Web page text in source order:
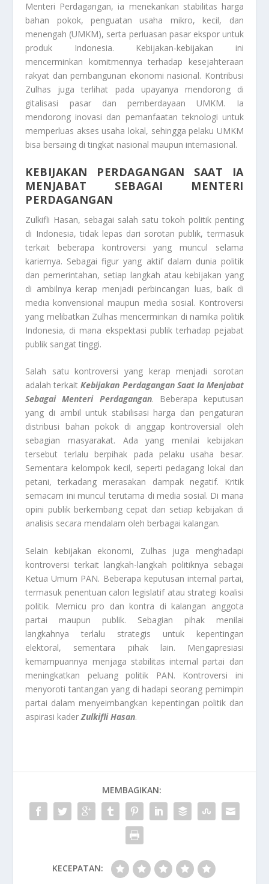
Menteri Perdagangan, ia menekankan stabilitas harga
bahan pokok, penguatan usaha mikro, kecil, dan
menengah (UMKM), serta perluasan pasar ekspor untuk
produk Indonesia. Kebijakan-kebijakan ini
mencerminkan komitmennya terhadap kesejahteraan
rakyat dan pembangunan ekonomi nasional. Kontribusi
Zulhas juga terlihat pada upayanya mendorong di
gitalisasi pasar dan pemberdayaan UMKM. Ia
mendorong inovasi dan pemanfaatan teknologi untuk
memperluas akses usaha lokal, sehingga pelaku UMKM
bisa bersaing di tingkat nasional maupun internasional.
KEBIJAKAN PERDAGANGAN SAAT IA
MENJABAT SEBAGAI MENTERI
PERDAGANGAN
Zulkifli Hasan, sebagai salah satu tokoh politik penting
di Indonesia, tidak lepas dari sorotan publik, termasuk
terkait beberapa kontroversi yang muncul selama
kariernya. Sebagai figur yang aktif dalam dunia politik
dan pemerintahan, setiap langkah atau kebijakan yang
di ambilnya kerap menjadi perbincangan luas, baik di
media konvensional maupun media sosial. Kontroversi
yang melibatkan Zulhas mencerminkan di namika politik
Indonesia, di mana ekspektasi publik terhadap pejabat
publik sangat tinggi.
Salah satu kontroversi yang kerap menjadi sorotan
adalah terkaitKebijakan Perdagangan Saat Ia Menjabat
Sebagai Menteri Perdagangan. Beberapa keputusan
yang di ambil untuk stabilisasi harga dan pengaturan
distribusi bahan pokok di anggap kontroversial oleh
sebagian masyarakat. Ada yang menilai kebijakan
tersebut terlalu berpihak pada pelaku usaha besar.
Sementara kelompok kecil, seperti pedagang lokal dan
petani, terkadang merasakan dampak negatif. Kritik
semacam ini muncul terutama di media sosial. Di mana
opini publik berkembang cepat dan setiap kebijakan di
analisis secara mendalam oleh berbagai kalangan.
Selain kebijakan ekonomi, Zulhas juga menghadapi
kontroversi terkait langkah-langkah politiknya sebagai
Ketua Umum PAN. Beberapa keputusan internal partai,
termasuk penentuan calon legislatif atau strategi koalisi
politik. Memicu pro dan kontra di kalangan anggota
partai maupun publik. Sebagian pihak menilai
langkahnya terlalu strategis untuk kepentingan
elektoral, sementara pihak lain. Mengapresiasi
kemampuannya menjaga stabilitas internal partai dan
meningkatkan peluang politik PAN. Kontroversi ini
menyoroti tantangan yang di hadapi seorang pemimpin
partai dalam menyeimbangkan kepentingan politik dan
aspirasi kaderZulkifli Hasan.
MEMBAGIKAN:
KECEPATAN: